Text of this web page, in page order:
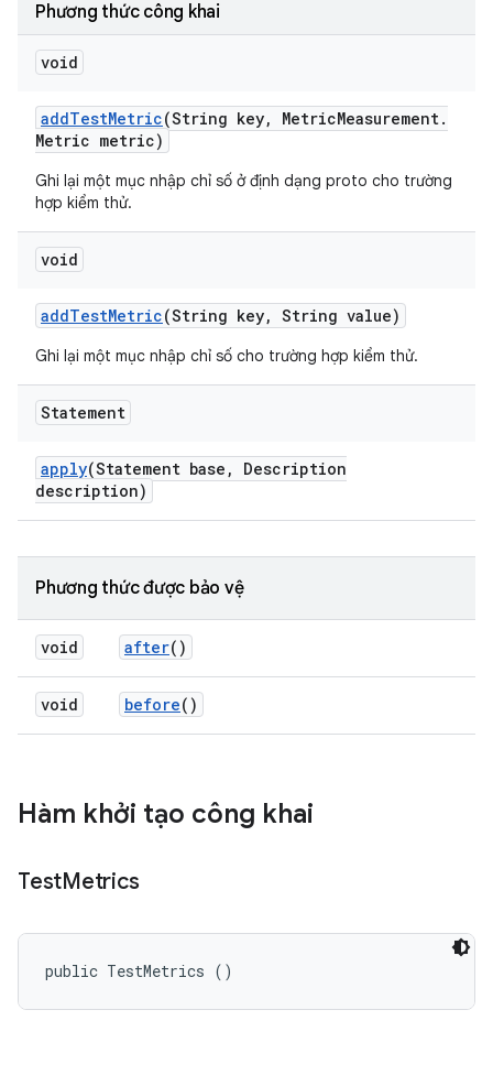
Phương thức công khai
void
addTestMetric(String key, MetricMeasurement.
Metric metric)
Ghi lại một mục nhập chỉ số ở định dạng proto cho trường
hợp kiểm thử.
void
addTestMetric(String key, String value)
Ghi lại một mục nhập chỉ số cho trường hợp kiểm thử.
Statement
apply(Statement base ,
Description
description)
Phương thức được bảo vệ
void after()
void before()
Hàm khởi tạo công khai
TestMetrics
public TestMetrics ()